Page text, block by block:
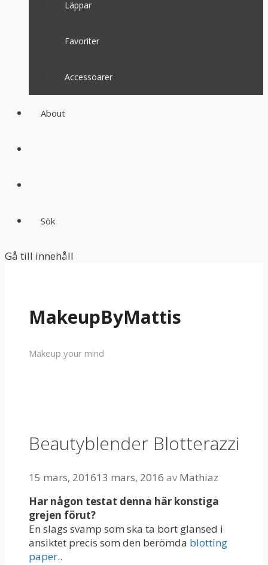
Läppar
Favoriter
Accessoarer
About
Sök
Gå till innehåll
MakeupByMattis
Makeup your mind
Beautyblender Blotterazzi
15 mars, 201613 mars, 2016 avMathiaz
Har någon testat denna här konstiga
grejen förut?
En slags svamp som ska ta bort glansed i
ansiktet precis som den berömda blotting
paper..